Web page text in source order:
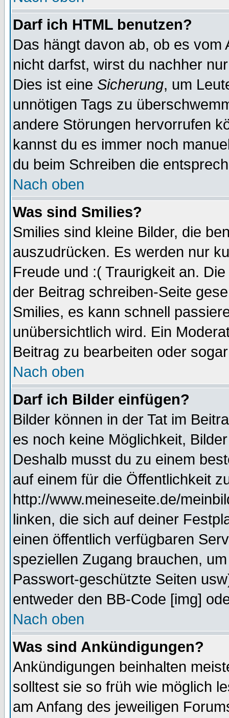
Darf ich HTML benutzen?
Das hängt davon ab, ob es
nicht darfst, wirst du nachher
Dies ist eine Sicherung, um
unnötigen Tags zu
andere Störungen hervorrufen
kannst du es immer noch
du beim Schreiben die
Nach oben
Was sind Smilies?
Smilies sind kleine Bilder, die
auszudrücken. Es werden nur
Freude und :( Traurigkeit an.
der Beitrag schreiben-Seite
Smilies, es kann schnell
unübersichtlich wird. Ein
Beitrag zu bearbeiten oder
Nach oben
Darf ich Bilder einfügen?
Bilder können in der Tat im
es noch keine Möglichkeit,
Deshalb musst du zu einem
auf einem für die Öffentlichkeit
http://www.meineseite.de/
linken, die sich auf deiner
einen öffentlich verfügbaren
speziellen Zugang brauchen,
Passwort-geschützte Seiten
entweder den BB-Code [img]
Nach oben
Was sind Ankündigungen?
Ankündigungen beinhalten
solltest sie so früh wie möglich
am Anfang des jeweiligen